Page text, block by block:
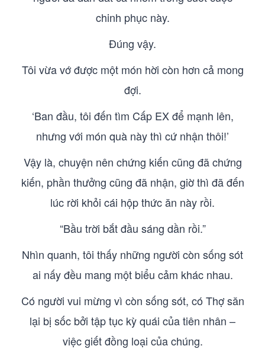
chinh phục này.
Đúng vậy.
Tôi vừa vớ được một món hời còn hơn cả mong
đợi.
‘Ban đầu, tôi đến tìm Cấp EX để mạnh lên,
nhưng với món quà này thì cứ nhận thôi!’
Vậy là, chuyện nên chứng kiến cũng đã chứng
kiến, phần thưởng cũng đã nhận, giờ thì đã đến
lúc rời khỏi cái hộp thức ăn này rồi.
“Bầu trời bắt đầu sáng dần rồi.”
Nhìn quanh, tôi thấy những người còn sống sót
ai nấy đều mang một biểu cảm khác nhau.
Có người vui mừng vì còn sống sót, có Thợ săn
lại bị sốc bởi tập tục kỳ quái của tiên nhân –
việc giết đồng loại của chúng.